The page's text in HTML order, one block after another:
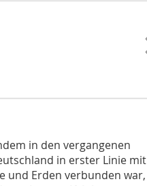
in den vergangenen
in erster Linie mit
und Erden verbunden war,